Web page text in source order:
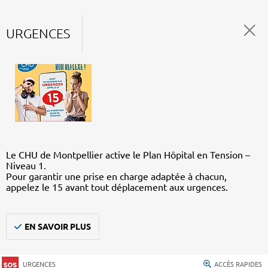
URGENCES
Le CHU de Montpellier active le Plan Hôpital en Tension –
Niveau 1.
Pour garantir une prise en charge adaptée à chacun,
appelez le 15 avant tout déplacement aux urgences.
EN SAVOIR PLUS
URGENCES ACCÈS RAPIDES